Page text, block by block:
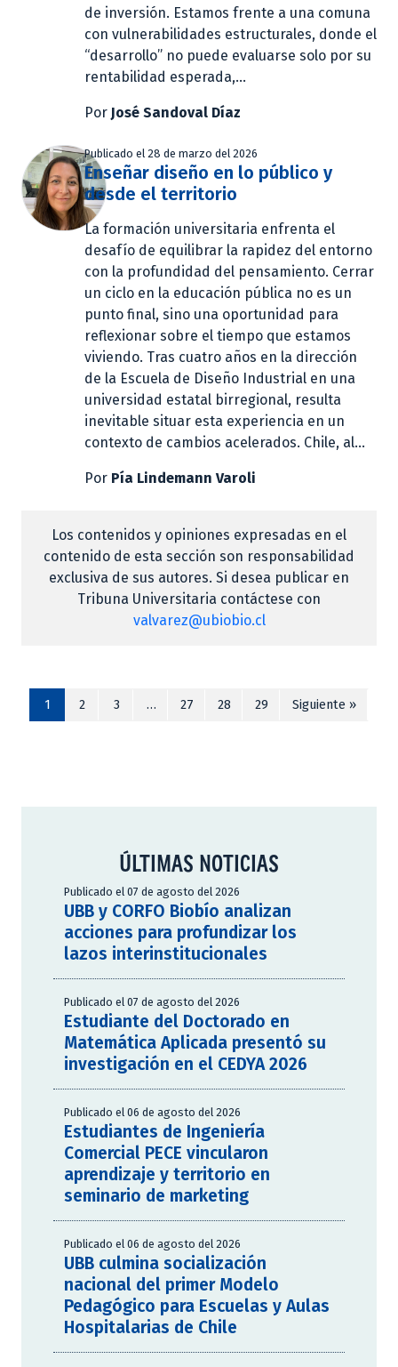
de inversión. Estamos frente a una comuna
con vulnerabilidades estructurales, donde el
“desarrollo” no puede evaluarse solo por su
rentabilidad esperada,...
Por José Sandoval Díaz
Publicado el 28 de marzo del 2026
‪Enseñar diseño en lo público y
desde el territorio
La formación universitaria enfrenta el
desafío de equilibrar la rapidez del entorno
con la profundidad del pensamiento. Cerrar
un ciclo en la educación pública no es un
punto final, sino una oportunidad para
reflexionar sobre el tiempo que estamos
viviendo. Tras cuatro años en la dirección
de la Escuela de Diseño Industrial en una
universidad estatal birregional, resulta
inevitable situar esta experiencia en un
contexto de cambios acelerados. Chile, al...
Por Pía Lindemann Varoli
Los contenidos y opiniones expresadas en el
contenido de esta sección son responsabilidad
exclusiva de sus autores. Si desea publicar en
Tribuna Universitaria contáctese con
valvarez@ubiobio.cl
1 2 3 … 27 28 29 Siguiente »
ÚLTIMAS NOTICIAS
Publicado el 07 de agosto del 2026
UBB y CORFO Biobío analizan
acciones para profundizar los
lazos interinstitucionales
Publicado el 07 de agosto del 2026
Estudiante del Doctorado en
Matemática Aplicada presentó su
investigación en el CEDYA 2026
Publicado el 06 de agosto del 2026
Estudiantes de Ingeniería
Comercial PECE vincularon
aprendizaje y territorio en
seminario de marketing
Publicado el 06 de agosto del 2026
UBB culmina socialización
nacional del primer Modelo
Pedagógico para Escuelas y Aulas
Hospitalarias de Chile